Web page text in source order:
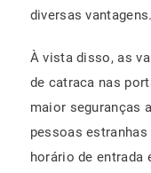
diversas vantagens.
À vista disso, as
de catraca nas
maior seguranças
pessoas
horário de entrada